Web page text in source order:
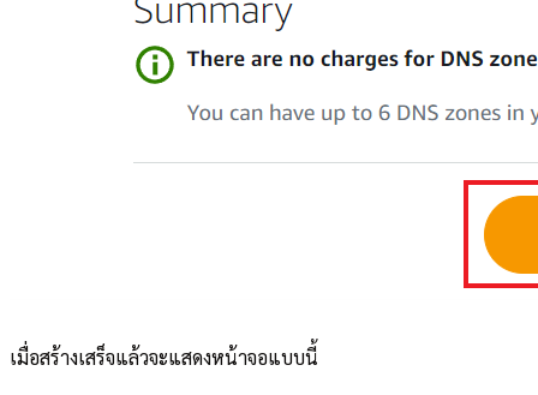
เมื่อสร้างเสร็จแล้วจะแสดงหน้าจอแบบนี้